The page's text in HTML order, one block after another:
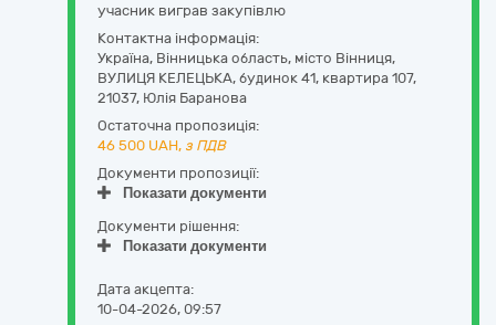
учасник виграв закупівлю
Контактна інформація:
Україна, Вінницька область, місто Вінниця,
ВУЛИЦЯ КЕЛЕЦЬКА, будинок 41, квартира 107,
21037, Юлія Баранова
Остаточна пропозиція:
46 500 UAH, з ПДВ
Документи пропозиції:
Показати документи
Документи рішення:
Показати документи
Дата акцепта:
10-04-2026, 09:57